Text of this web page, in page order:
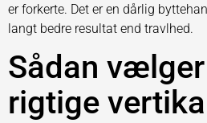
er forkerte. Det er en dårlig
langt bedre resultat end travlhed.
Sådan
rigtige